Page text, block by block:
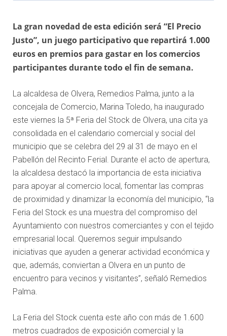
La gran novedad de esta edición será “El Precio
Justo”, un juego participativo que repartirá 1.000
euros en premios para gastar en los comercios
participantes durante todo el fin de semana.
La alcaldesa de Olvera, Remedios Palma, junto a la
concejala de Comercio, Marina Toledo, ha inaugurado
este viernes la 5ª Feria del Stock de Olvera, una cita ya
consolidada en el calendario comercial y social del
municipio que se celebra del 29 al 31 de mayo en el
Pabellón del Recinto Ferial. Durante el acto de apertura,
la alcaldesa destacó la importancia de esta iniciativa
para apoyar al comercio local, fomentar las compras
de proximidad y dinamizar la economía del municipio, “la
Feria del Stock es una muestra del compromiso del
Ayuntamiento con nuestros comerciantes y con el tejido
empresarial local. Queremos seguir impulsando
iniciativas que ayuden a generar actividad económica y
que, además, conviertan a Olvera en un punto de
encuentro para vecinos y visitantes”, señaló Remedios
Palma.
La Feria del Stock cuenta este año con más de 1.600
metros cuadrados de exposición comercial y la